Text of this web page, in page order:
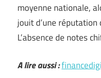
moyenne nationale,
jouit d’une réputation
L’absence de notes
A lire aussi :